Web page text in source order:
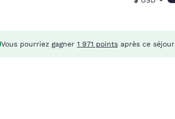
Vous pourriez gagner 1 971 pointsaprès ce séjour